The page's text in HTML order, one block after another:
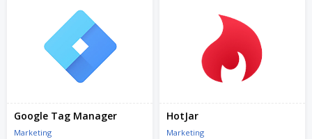
Google Tag Manager
Marketing
HotJar
Marketing